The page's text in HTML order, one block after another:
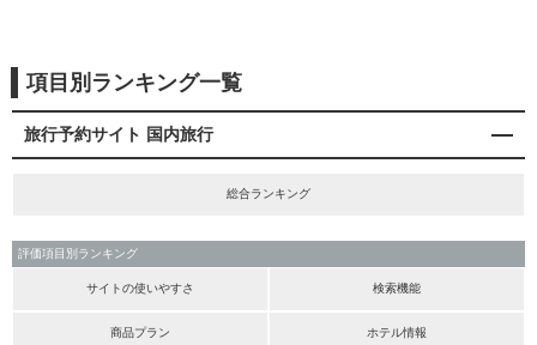
項目別ランキング一覧
旅行予約サイト 国内旅行
総合ランキング
評価項目別ランキング
サイトの使いやすさ 検索機能
商品プラン ホテル情報